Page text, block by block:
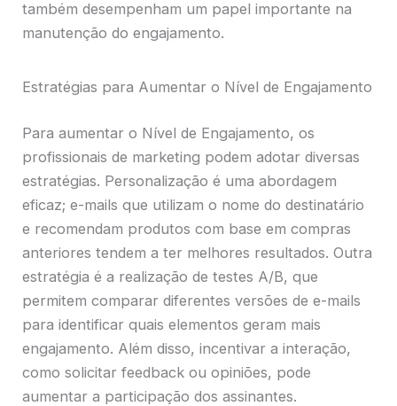
também desempenham um papel importante na
manutenção do engajamento.
Estratégias para Aumentar o Nível de Engajamento
Para aumentar o Nível de Engajamento, os
profissionais de marketing podem adotar diversas
estratégias. Personalização é uma abordagem
eficaz; e-mails que utilizam o nome do destinatário
e recomendam produtos com base em compras
anteriores tendem a ter melhores resultados. Outra
estratégia é a realização de testes A/B, que
permitem comparar diferentes versões de e-mails
para identificar quais elementos geram mais
engajamento. Além disso, incentivar a interação,
como solicitar feedback ou opiniões, pode
aumentar a participação dos assinantes.